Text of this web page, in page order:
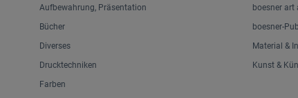
Aufbewahrung, Präsentation
Bücher
Diverses
Drucktechniken
Farben
boesner art
boesner-
Material &
Kunst &